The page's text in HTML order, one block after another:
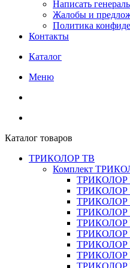
Написать
Жалобы и
Политика
Контакты
Каталог
Меню
Каталог товаров
ТРИКОЛОР ТВ
Комплект
ТРИКОЛОР
ТРИКОЛОР
ТРИКОЛОР
ТРИКОЛОР
ТРИКОЛОР
ТРИКОЛОР
ТРИКОЛОР
ТРИКОЛОР
ТРИКОЛОР